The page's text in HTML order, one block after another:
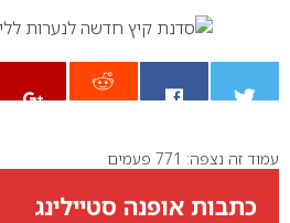
0
עמוד זה נצפה: 771 פעמים
כתבות אופנה סטיילינג